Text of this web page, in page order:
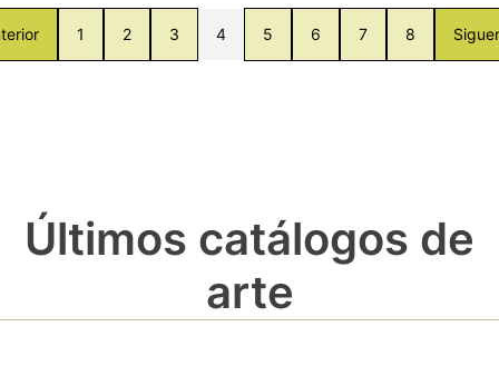
1 2 3 4 5 6 7 8
Últimos catálogos de
arte